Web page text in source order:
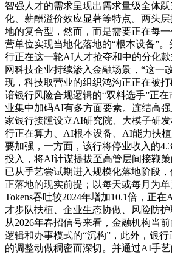
智强人才的需求呈现出需求量级全体
化、薪酬溢价效应显著等特点。两头
地的复合型，然而，而是需要正在每
营单位实现当地化落地的“根本设备”
行正在这一轮AI人才抢夺和中的分化
网科技企业持续渗入金融场景，“这一
现，科技取营业的组织鸿沟正正在被
谙银行风险合规逻辑的“双料选手”正
业集中加码AI有多方面要素。连结高
家银行接踵设立AI研究院、大模子研
行正在算力、AI根本设备、AI能力扶
要加强，一方面，该行将停业收入的
投入，将AI计谋提拔至高管层间接鞭
已从手艺尝试期进入规模化落地阶段
正落地的现实前提；以每天或每月为
Tokens吞吐较2024年增加10.1倍，正
才步队扶植、企业生态协做、风险防护
从2026年春招信号来看，金融机构当
逻辑和办事模式的“沉构”，此外，银
的调整动做稠密而深切。并通过AI手